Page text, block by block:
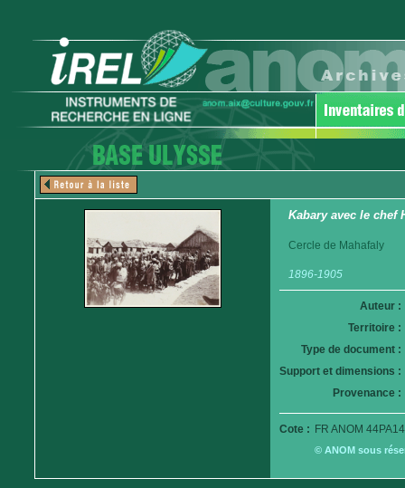
Kabary avec le chef
Cercle de Mahafaly
1896-1905
Auteur :
Territoire :
Type de document :
Support et dimensions :
Provenance :
Cote : FR ANOM
© ANOM sous